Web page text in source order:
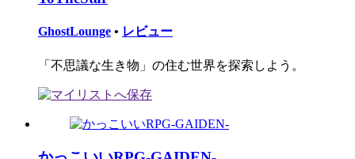
GhostLounge • レビュー
「不思議な生き物」の住む世界を探索しよう。